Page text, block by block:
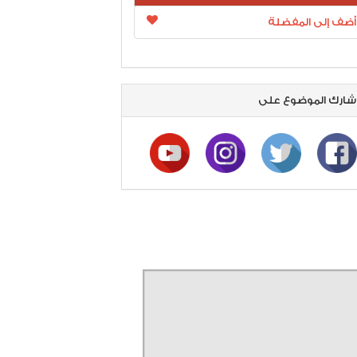
أضف إلى المفضلة
الموضوع على